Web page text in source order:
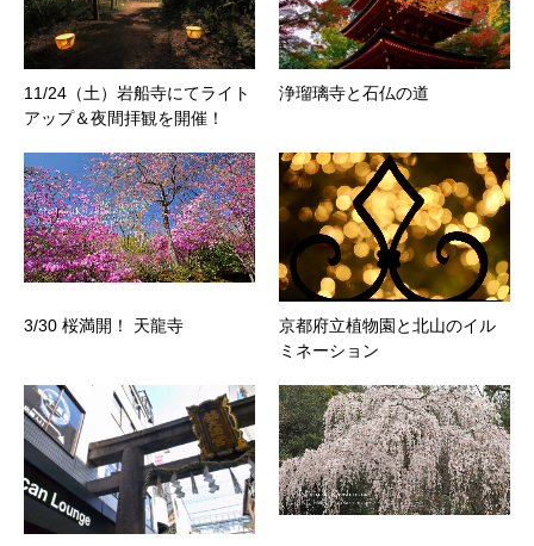
11/24（土）岩船寺にてライト
アップ＆夜間拝観を開催！
浄瑠璃寺と石仏の道
3/30 桜満開！ 天龍寺
京都府立植物園と北山のイル
ミネーション